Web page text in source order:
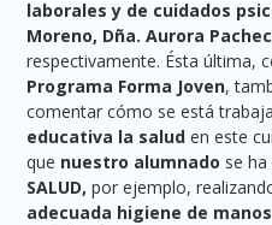
laborales y de cuidados
Moreno, Dña. Aurora
respectivamente. Ésta última,
Programa Forma Joven,
comentar cómo se está
educativa la salud en este
que nuestro alumnado se
SALUD, por ejemplo,
adecuada higiene de